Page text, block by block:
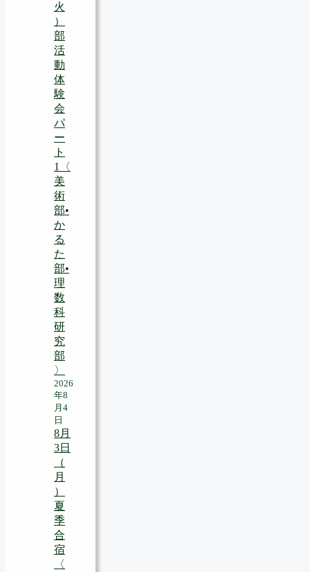
火
）
部
活
動
体
験
会
パ
ー
ト
1〈
美
術
部•
か
る
た
部•
理
数
科
研
究
部
〉
2026
年8
月4
日
8月
3日
（
月
）
夏
季
合
宿
〈